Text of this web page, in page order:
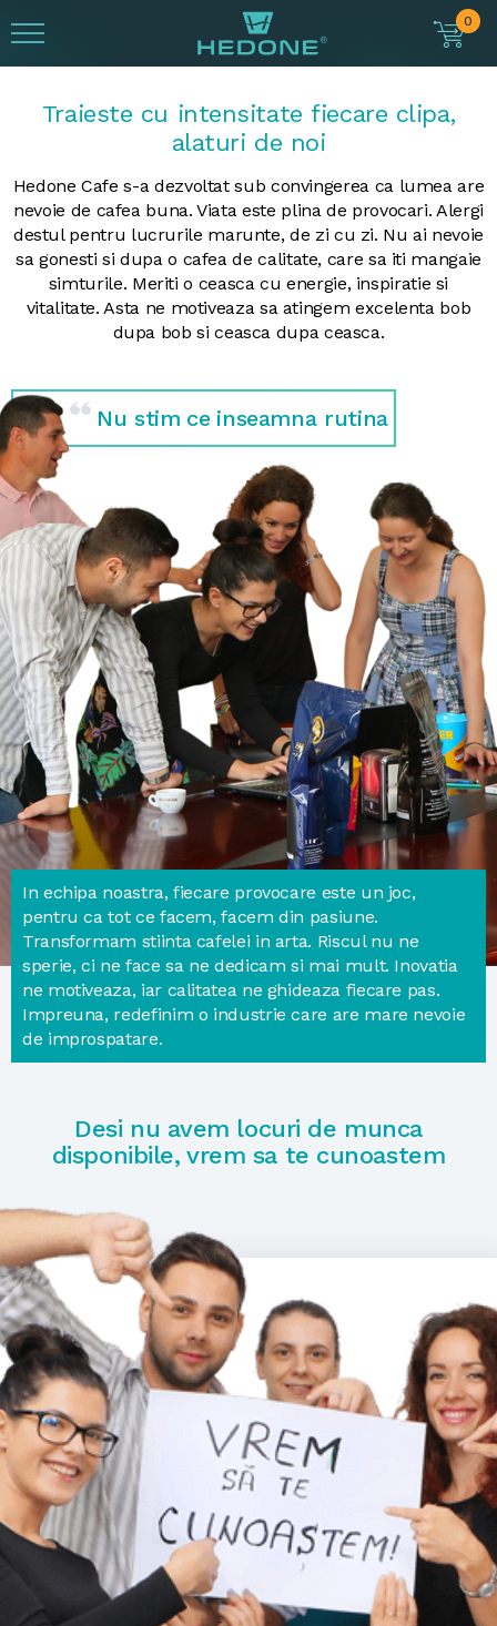
0
Traieste cu intensitate fiecare clipa,
alaturi de noi
Hedone Cafe s-a dezvoltat sub convingerea ca lumea are
nevoie de cafea buna. Viata este plina de provocari. Alergi
destul pentru lucrurile marunte, de zi cu zi. Nu ai nevoie
sa gonesti si dupa o cafea de calitate, care sa iti mangaie
simturile. Meriti o ceasca cu energie, inspiratie si
vitalitate. Asta ne motiveaza sa atingem excelenta bob
dupa bob si ceasca dupa ceasca.
Nu stim ce inseamna rutina
In echipa noastra, fiecare provocare este un joc,
pentru ca tot ce facem, facem din pasiune.
Transformam stiinta cafelei in arta. Riscul nu ne
sperie, ci ne face sa ne dedicam si mai mult. Inovatia
ne motiveaza, iar calitatea ne ghideaza fiecare pas.
Impreuna, redefinim o industrie care are mare nevoie
de improspatare.
Desi nu avem locuri de munca
disponibile, vrem sa te cunoastem